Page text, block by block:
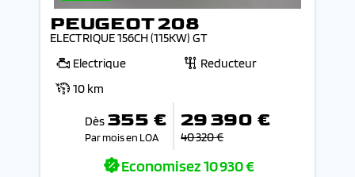
PEUGEOT 208
ELECTRIQUE 156CH (115KW) GT
Electrique
Reducteur
10 km
Dès 355 €
Par mois en LOA
29 390 €
40 320 €
Economisez10 930 €